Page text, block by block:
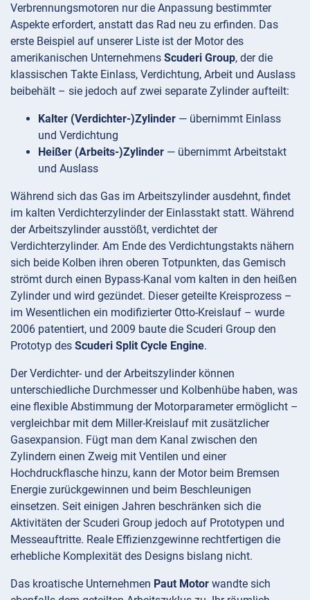
Verbrennungsmotoren nur die Anpassung bestimmter
Aspekte erfordert, anstatt das Rad neu zu erfinden. Das
erste Beispiel auf unserer Liste ist der Motor des
amerikanischen Unternehmens Scuderi Group, der die
klassischen Takte Einlass, Verdichtung, Arbeit und Auslass
beibehält – sie jedoch auf zwei separate Zylinder aufteilt:
Kalter (Verdichter-)Zylinder — übernimmt Einlass
und Verdichtung
Heißer (Arbeits-)Zylinder — übernimmt Arbeitstakt
und Auslass
Während sich das Gas im Arbeitszylinder ausdehnt, findet
im kalten Verdichterzylinder der Einlasstakt statt. Während
der Arbeitszylinder ausstößt, verdichtet der
Verdichterzylinder. Am Ende des Verdichtungstakts nähern
sich beide Kolben ihren oberen Totpunkten, das Gemisch
strömt durch einen Bypass-Kanal vom kalten in den heißen
Zylinder und wird gezündet. Dieser geteilte Kreisprozess –
im Wesentlichen ein modifizierter Otto-Kreislauf – wurde
2006 patentiert, und 2009 baute die Scuderi Group den
Prototyp des Scuderi Split Cycle Engine.
Der Verdichter- und der Arbeitszylinder können
unterschiedliche Durchmesser und Kolbenhübe haben, was
eine flexible Abstimmung der Motorparameter ermöglicht –
vergleichbar mit dem Miller-Kreislauf mit zusätzlicher
Gasexpansion. Fügt man dem Kanal zwischen den
Zylindern einen Zweig mit Ventilen und einer
Hochdruckflasche hinzu, kann der Motor beim Bremsen
Energie zurückgewinnen und beim Beschleunigen
einsetzen. Seit einigen Jahren beschränken sich die
Aktivitäten der Scuderi Group jedoch auf Prototypen und
Messeauftritte. Reale Effizienzgewinne rechtfertigen die
erhebliche Komplexität des Designs bislang nicht.
Das kroatische Unternehmen Paut Motor wandte sich